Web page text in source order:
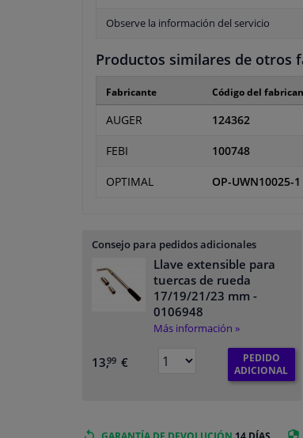
Observe la información del servicio
Productos similares de otros
Fabricante Código del
AUGER 124362
FEBI 100748
OPTIMAL OP-UWN10025-1
Consejo para pedidos adicionales
Llave extensible para
tuercas de rueda
17/19/21/23 mm -
0106948
Más información »
13,99 €
PEDIDO
ADICIONAL